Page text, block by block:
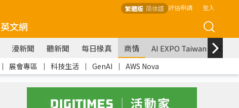
繁體版 简体版 評估申請 登入
英文網
漫新聞 聽新聞 每日椽真 商情 AI EXPO Taiwan
｜ 展會專區 ｜ 科技生活 ｜ GenAI ｜ AWS Nova